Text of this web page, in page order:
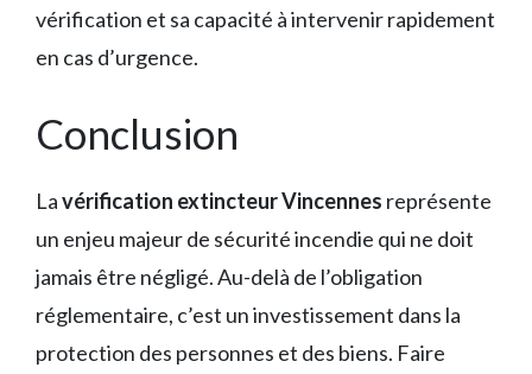
vérification et sa capacité à intervenir rapidement
en cas d’urgence.
Conclusion
Lavérification extincteur Vincennes représente
un enjeu majeur de sécurité incendie qui ne doit
jamais être négligé. Au-delà de l’obligation
réglementaire, c’est un investissement dans la
protection des personnes et des biens. Faire